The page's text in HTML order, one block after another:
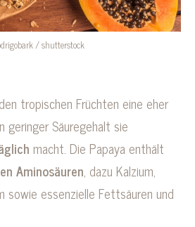
/ shutterstock
tropischen Früchten eine eher
geringer Säuregehalt sie
macht. Die Papaya enthält
Aminosäuren, dazu Kalzium,
sowie essenzielle Fettsäuren und